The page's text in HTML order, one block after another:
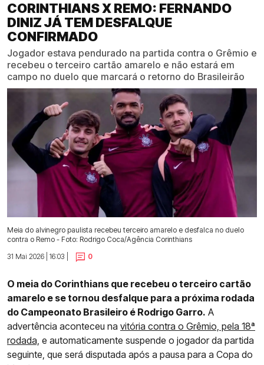
CORINTHIANS X REMO: FERNANDO
DINIZ JÁ TEM DESFALQUE
CONFIRMADO
Jogador estava pendurado na partida contra o Grêmio e
recebeu o terceiro cartão amarelo e não estará em
campo no duelo que marcará o retorno do Brasileirão
Meia do alvinegro paulista recebeu terceiro amarelo e desfalca no duelo
contra o Remo - Foto: Rodrigo Coca/Agência Corinthians
31 Mai 2026 | 16:03 |
0
O meia do Corinthians que recebeu o terceiro cartão
amarelo e se tornou desfalque para a próxima rodada
do Campeonato Brasileiro é Rodrigo Garro. A
advertência aconteceu na vitória contra o Grêmio, pela 18ª
rodada, e automaticamente suspende o jogador da partida
seguinte, que será disputada após a pausa para a Copa do